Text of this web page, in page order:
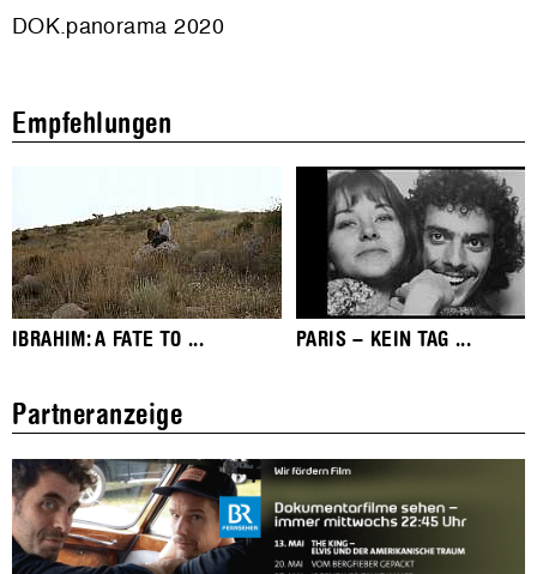
DOK.panorama 2020
Empfehlungen
IBRAHIM: A FATE TO ... PARIS – KEIN TAG ...
Partneranzeige